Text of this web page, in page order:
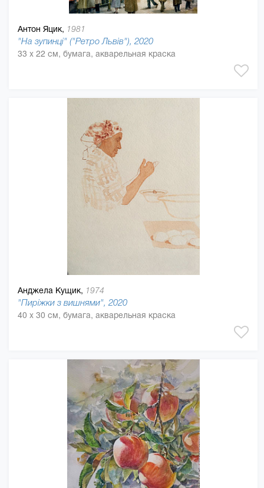
Антон Яцик, 1981
"На зупинці" ("Ретро Львів"), 2020
33 x 22 см, бумага, акварельная краска
Анджела Кущик, 1974
"Пиріжки з вишнями", 2020
40 x 30 см, бумага, акварельная краска